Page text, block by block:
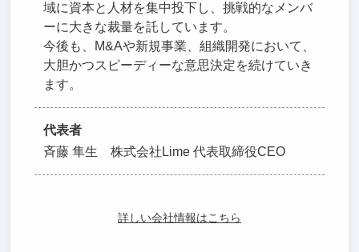
域に資本と人材を集中投下し、挑戦的なメンバ
ーに大きな裁量を託しています。
今後も、M&Aや新規事業、組織開発において、
大胆かつスピーディーな意思決定を続けていき
ます。
代表者
斉藤 隼生 株式会社Lime 代表取締役CEO
詳しい会社情報はこちら